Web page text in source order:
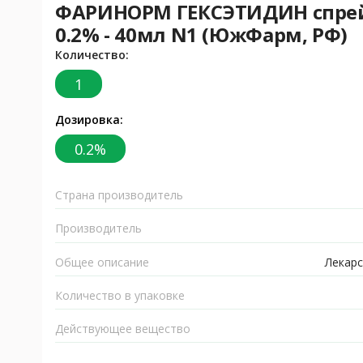
ФАРИНОРМ ГЕКСЭТИДИН
0.2% - 40мл N1 (ЮжФарм, РФ)
Количество:
1
Дозировка:
0.2%
Страна производитель
Производитель
Общее описание
Количество в упаковке
Действующее вещество